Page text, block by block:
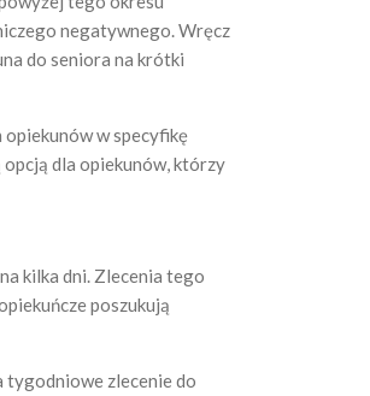
negatywnego. Wręcz
do seniora na krótki
w specyfikę
opcją dla opiekunów, którzy
kilka dni. Zlecenia tego
poszukują
tygodniowe zlecenie do